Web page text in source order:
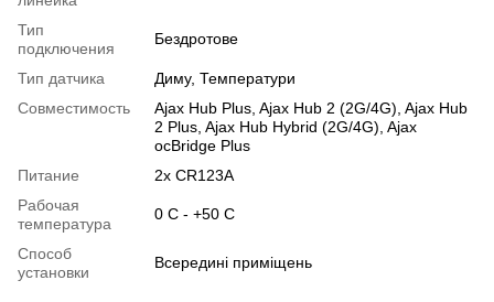
Тип
подключения
Бездротове
Тип датчика
Диму, Температури
Совместимость
Ajax Hub Plus, Ajax Hub 2 (2G/4G), Ajax Hub
2 Plus, Ajax Hub Hybrid (2G/4G), Ajax
ocBridge Plus
Питание
2х CR123A
Рабочая
температура
0 C - +50 C
Способ
установки
Всередині приміщень